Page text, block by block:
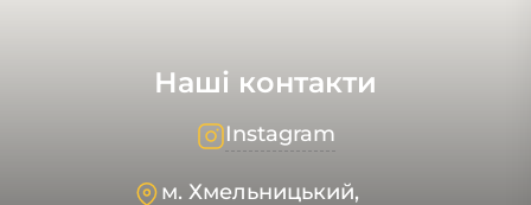
Наші контакти
Instagram
м. Хмельницький,